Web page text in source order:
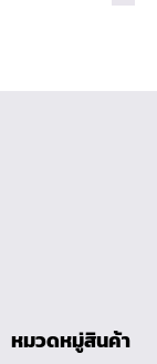
หมวดหมู่สินค้า